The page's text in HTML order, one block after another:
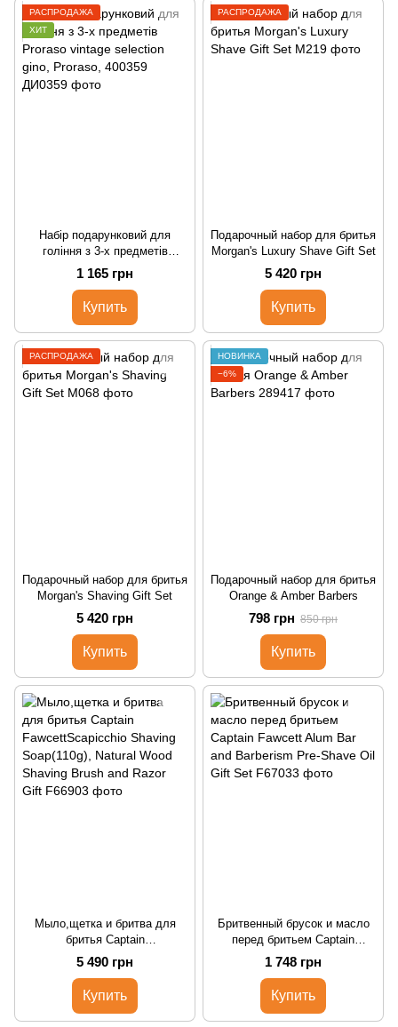
РАСПРОДАЖА
ХИТ
Набір подарунковий для
гоління з 3-х предметів
Proraso vintage selection gino,
Proraso, 400359
1 165 грн
Купить
РАСПРОДАЖА
Подарочный набор для бритья
Morgan's Luxury Shave Gift Set
5 420 грн
Купить
РАСПРОДАЖА
Подарочный набор для бритья
Morgan's Shaving Gift Set
5 420 грн
Купить
НОВИНКА
−6%
Подарочный набор для бритья
Orange & Amber Barbers
798 грн 850 грн
Купить
Мыло,щетка и бритва для
бритья Captain
FawcettScapicchio Shaving
Soap(110g), Natural Wood
Shaving Brush and Razor Gift
5 490 грн
Купить
Бритвенный брусок и масло
перед бритьем Captain
Fawcett Alum Bar and
Barberism Pre-Shave Oil Gift
1 748 грн
Купить